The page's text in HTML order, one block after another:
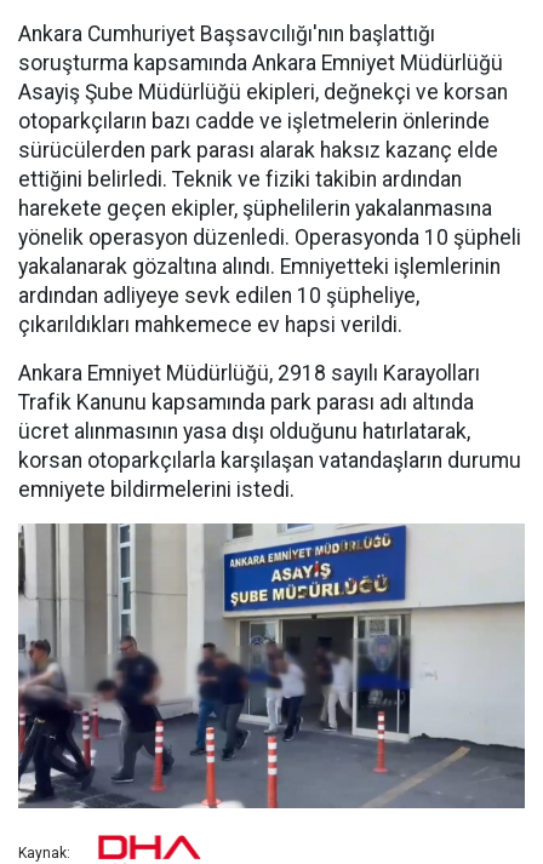
Ankara Cumhuriyet Başsavcılığı'nın başlattığı
soruşturma kapsamında Ankara Emniyet Müdürlüğü
Asayiş Şube Müdürlüğü ekipleri, değnekçi ve korsan
otoparkçıların bazı cadde ve işletmelerin önlerinde
sürücülerden park parası alarak haksız kazanç elde
ettiğini belirledi. Teknik ve fiziki takibin ardından
harekete geçen ekipler, şüphelilerin yakalanmasına
yönelik operasyon düzenledi. Operasyonda 10 şüpheli
yakalanarak gözaltına alındı. Emniyetteki işlemlerinin
ardından adliyeye sevk edilen 10 şüpheliye,
çıkarıldıkları mahkemece ev hapsi verildi.
Ankara Emniyet Müdürlüğü, 2918 sayılı Karayolları
Trafik Kanunu kapsamında park parası adı altında
ücret alınmasının yasa dışı olduğunu hatırlatarak,
korsan otoparkçılarla karşılaşan vatandaşların durumu
emniyete bildirmelerini istedi.
Kaynak: